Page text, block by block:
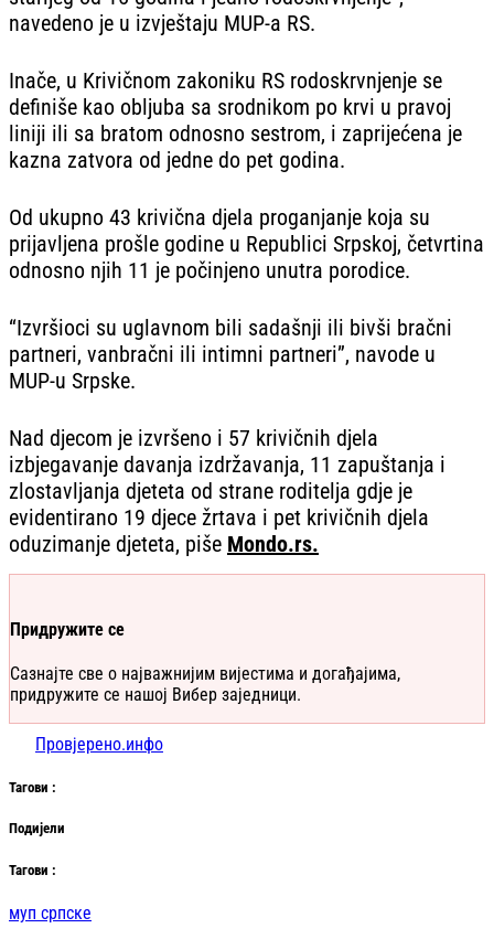
navedeno je u izvještaju MUP-a RS.
Inače, u Krivičnom zakoniku RS rodoskrvnjenje se
definiše kao obljuba sa srodnikom po krvi u pravoj
liniji ili sa bratom odnosno sestrom, i zaprijećena je
kazna zatvora od jedne do pet godina.
Od ukupno 43 krivična djela proganjanje koja su
prijavljena prošle godine u Republici Srpskoj, četvrtina
odnosno njih 11 je počinjeno unutra porodice.
“Izvršioci su uglavnom bili sadašnji ili bivši bračni
partneri, vanbračni ili intimni partneri”, navode u
MUP-u Srpske.
Nad djecom je izvršeno i 57 krivičnih djela
izbjegavanje davanja izdržavanja, 11 zapuštanja i
zlostavljanja djeteta od strane roditelja gdje je
evidentirano 19 djece žrtava i pet krivičnih djela
oduzimanje djeteta, piše Mondo.rs.
Придружите се
Сазнајте све о најважнијим вијестима и догађајима,
придружите се нашој Вибер заједници.
Провјерено.инфо
Тагови :
Подијели
Тагови :
муп српске